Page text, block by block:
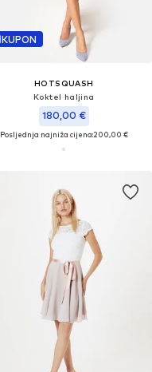
KUPON
HOTSQUASH
Koktel haljina
180,00 €
Posljednja najniža cijena:200,00 €